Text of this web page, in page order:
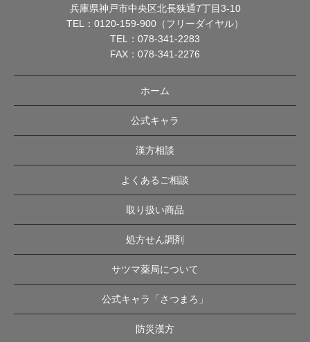
兵庫県神戸市中央区北長狭通7丁目3-10
TEL： 0120-159-900（フリーダイヤル）
TEL： 078-341-2283
FAX：078-341-2276
ホーム
公式キャラ
漢方相談
よくあるご相談
取り扱い商品
処方せん調剤
サツマ薬局について
公式キャラ「さつまろ」
防災漢方